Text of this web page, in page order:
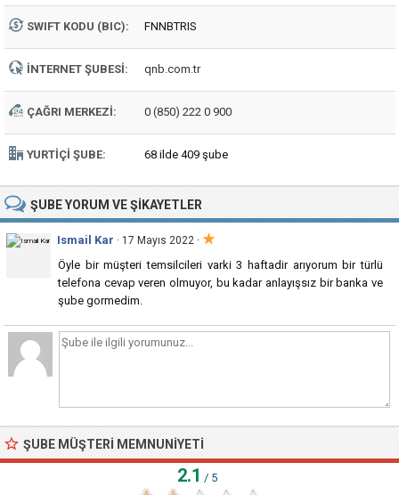
SWIFT KODU (BIC): FNNBTRIS
İNTERNET ŞUBESI: qnb.com.tr
ÇAĞRI MERKEZI: 0 (850) 222 0 900
YURTIÇI ŞUBE: 68 ilde 409 şube
ŞUBEYORUM VE ŞIKAYETLER
Ismail Kar · 17 Mayıs 2022 · ★
Öyle bir müşteri temsilcileri varki 3 haftadir arıyorum bir türlü
telefona cevap veren olmuyor, bu kadar anlayışsız bir banka ve
şube gormedim.
ŞUBE MÜŞTERI MEMNUNIYETI
2.1 / 5